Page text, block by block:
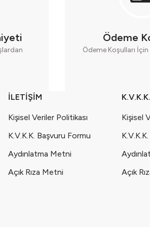
Ödeme
Ödeme Koşulları
İLETİŞİM
Kişisel Veriler Politikası
K.V.K.K. Başvuru Formu
Aydınlatma Metni
Açık Rıza Metni
K.V.K.K.
Kişisel
Açık